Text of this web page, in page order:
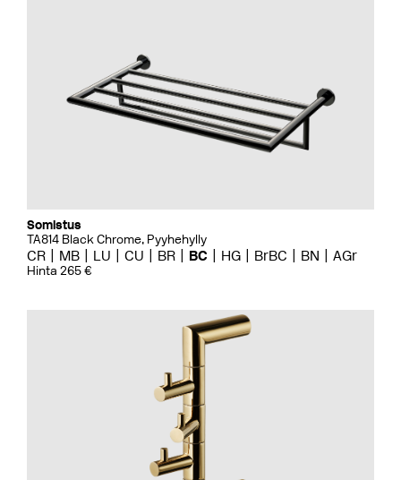
Somistus
TA814 Black Chrome, Pyyhehylly
CR MB LU CU BR BC HG BrBC BN AGr
Hinta 265 €